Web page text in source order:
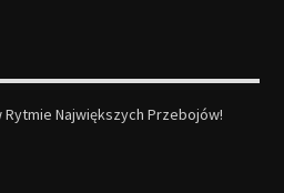
Największych Przebojów!